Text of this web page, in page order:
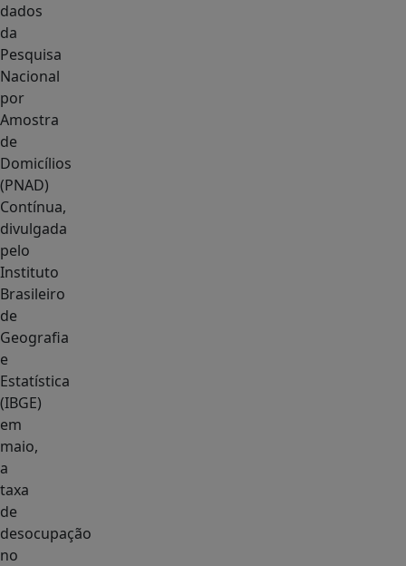
dados
da
Pesquisa
Nacional
por
Amostra
de
Domicílios
(PNAD)
Contínua,
divulgada
pelo
Instituto
Brasileiro
de
Geografia
e
Estatística
(IBGE)
em
maio,
a
taxa
de
desocupação
no